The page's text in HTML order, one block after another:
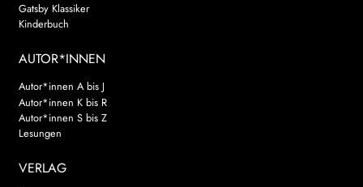
Gatsby Klassiker
Kinderbuch
AUTOR*INNEN
Autor*innen A bis J
Autor*innen K bis R
Autor*innen S bis Z
Lesungen
VERLAG